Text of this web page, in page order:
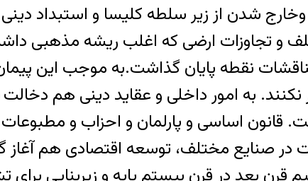
شدن از زیر سلطه کلیسا و استبداد دینی
و تجاوزات ارضی که اغلب ریشه
سال ۱۶۴۸ پیمان وستفالی به این مناقشات نقطه پایان گذاشت.به
به امور داخلی و عقاید دینی هم دخالت
اساسی و پارلمان و احزاب و مطبوعات
صنایع مختلف، توسعه اقتصادی هم آغاز